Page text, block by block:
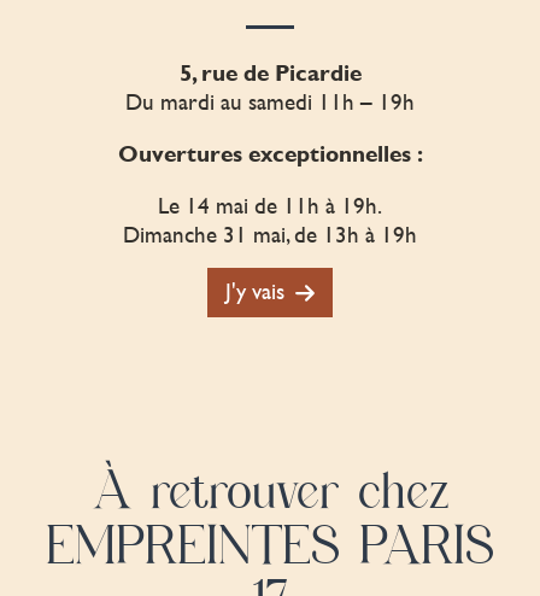
5, rue de Picardie
Du mardi au samedi 11h – 19h
Ouvertures exceptionnelles :
Le 14 mai de 11h à 19h.
Dimanche 31 mai, de 13h à 19h
J'y vais
À retrouver chez
EMPREINTES PARIS